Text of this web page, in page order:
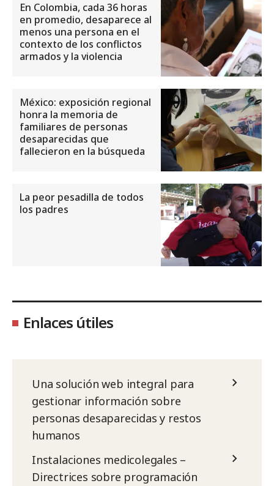
En Colombia, cada 36 horas
en promedio, desaparece al
menos una persona en el
contexto de los conflictos
armados y la violencia
México: exposición regional
honra la memoria de
familiares de personas
desaparecidas que
fallecieron en la búsqueda
La peor pesadilla de todos
los padres
Enlaces útiles
Una solución web integral para
gestionar información sobre
personas desaparecidas y restos
humanos
Instalaciones medicolegales –
Directrices sobre programación